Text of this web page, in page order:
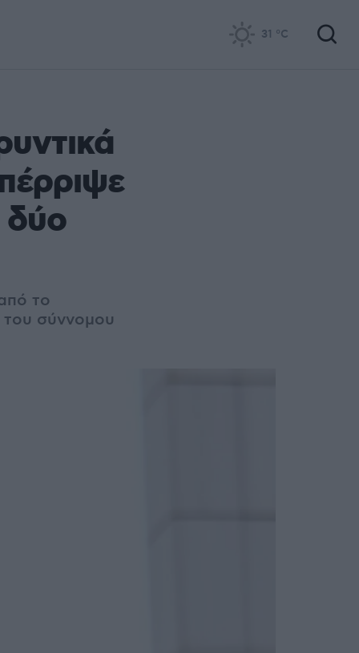
31 °C
δύο
το
του σύννομου